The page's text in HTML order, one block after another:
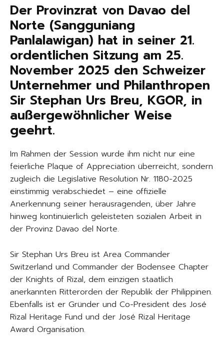
Der Provinzrat von Davao del
Norte (Sangguniang
Panlalawigan) hat in seiner 21.
ordentlichen Sitzung am 25.
November 2025 den Schweizer
Unternehmer und Philanthropen
Sir Stephan Urs Breu, KGOR, in
außergewöhnlicher Weise
geehrt.
Im Rahmen der Session wurde ihm nicht nur eine
feierliche Plaque of Appreciation überreicht, sondern
zugleich die Legislative Resolution Nr. 1180-2025
einstimmig verabschiedet – eine offizielle
Anerkennung seiner herausragenden, über Jahre
hinweg kontinuierlich geleisteten sozialen Arbeit in
der Provinz Davao del Norte.
Sir Stephan Urs Breu ist Area Commander
Switzerland und Commander der Bodensee Chapter
der Knights of Rizal, dem einzigen staatlich
anerkannten Ritterorden der Republik der Philippinen.
Ebenfalls ist er Gründer und Co-President des José
Rizal Heritage Fund und der José Rizal Heritage
Award Organisation.